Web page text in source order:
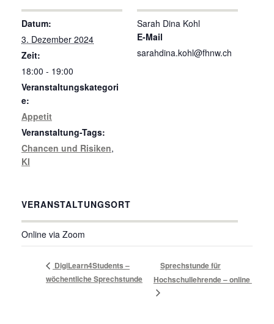
Datum:
3. Dezember 2024
Zeit:
18:00 - 19:00
Veranstaltungskategori
e:
Appetit
Veranstaltung-Tags:
Chancen und Risiken,
KI
VERANSTALTUNGSORT
Online via Zoom
Sarah Dina Kohl
E-Mail
sarahdina.kohl@fhnw.ch
DigiLearn4Students –
wöchentliche Sprechstunde
Sprechstunde für
Hochschullehrende – online